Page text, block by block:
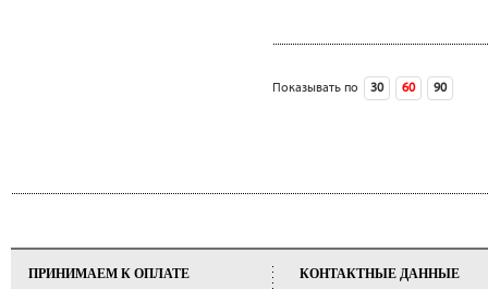
Показывать по 30 60 90
ПРИНИМАЕМ К ОПЛАТЕ КОНТАКТНЫЕ ДАННЫЕ